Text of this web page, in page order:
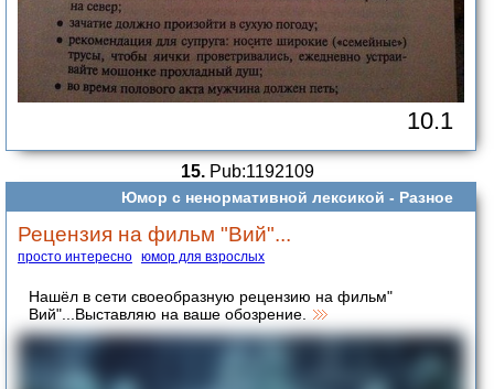
10.1
15.Pub:1192109
Юмор с ненормативной лексикой - Разное
Рецензия на фильм "Вий"...
просто интересно юмор для взрослых
Нашёл в сети своеобразную рецензию на фильм"
Вий"...Выставляю на ваше обозрение.